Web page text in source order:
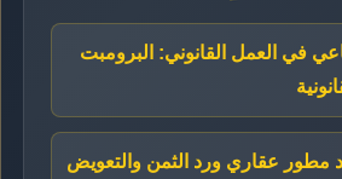
في العمل القانوني: البرومبت
عقاري ورد الثمن والتعويض